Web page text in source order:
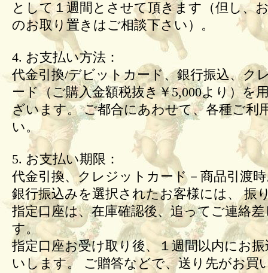
として１週間とさせて頂きます（但し、
のお取り置きはご相談下さい）。
4. お支払い方法：
代金引換/デビットカード、銀行振込、ク
ード（ご購入金額税抜き￥5,000より）を
ざいます。 ご都合にあわせて、各種ご利
い。
5. お支払い期限：
代金引換、クレジットカード－商品引渡
銀行振込みを選択されたお客様には、 振
指定口座は、在庫確認後、追ってご連絡
す。
指定口座お受け取り後、１週間以内にお
いします。 ご贈答などで、送り先がお買